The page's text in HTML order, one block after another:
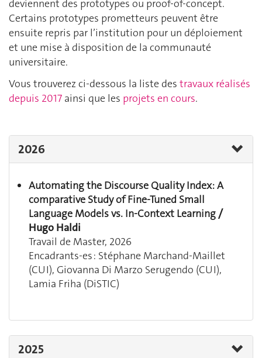
deviennent des prototypes ou proof-of-concept.
Certains prototypes prometteurs peuvent être
ensuite repris par l’institution pour un déploiement
et une mise à disposition de la communauté
universitaire.
Vous trouverez ci-dessous la liste des travaux réalisés
depuis 2017 ainsi que les projets en cours.
2026
Automating the Discourse Quality Index: A
comparative Study of Fine-Tuned Small
Language Models vs. In-Context Learning/
Hugo Haldi
Travail de Master, 2026
Encadrants-es : Stéphane Marchand-Maillet
(CUI), Giovanna Di Marzo Serugendo (CUI),
Lamia Friha (DiSTIC)
2025